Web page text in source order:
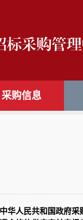
采购信息
华人民共和国政府采